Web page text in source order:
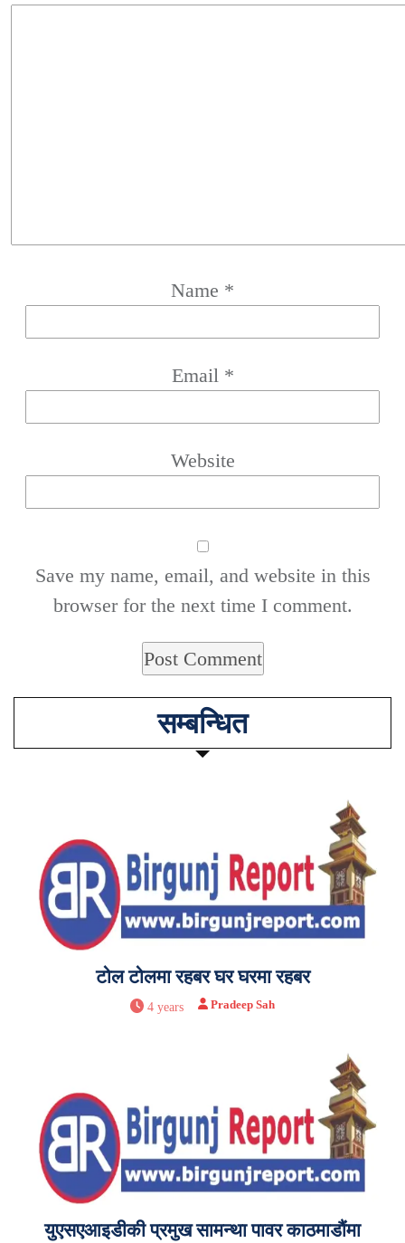
Name *
Email *
Website
Save my name, email, and website in this
browser for the next time I comment.
सम्बन्धित
टोल टोलमा रहबर घर घरमा रहबर
4 years Pradeep Sah
युएसएआइडीकी प्रमुख सामन्था पावर काठमाडौंमा